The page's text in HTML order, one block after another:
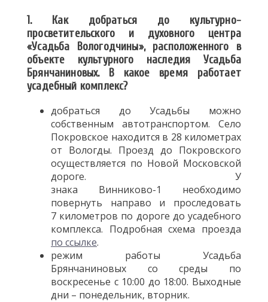
1. Как добраться до культурно-
просветительского и духовного центра
«Усадьба Вологодчины», расположенного в
объекте культурного наследия Усадьба
Брянчаниновых. В какое время работает
усадебный комплекс?
добраться до Усадьбы можно
собственным автотранспортом. Село
Покровское находится в 28 километрах
от Вологды. Проезд до Покровского
осуществляется по Новой Московской
дороге. У
знака Винниково-1
необходимо
повернуть направо и проследовать
7 километров по дороге до усадебного
комплекса. Подробная схема проезда
по ссылке.
режим работы Усадьба
Брянчаниновых со среды по
воскресенье с 10:00 до 18:00. Выходные
дни – понедельник, вторник.